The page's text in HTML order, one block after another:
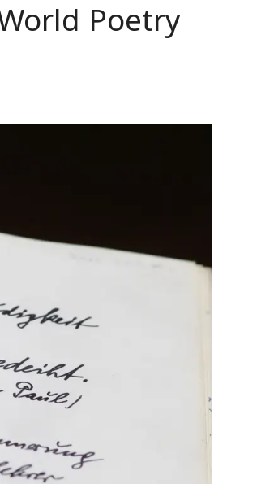
Poetry